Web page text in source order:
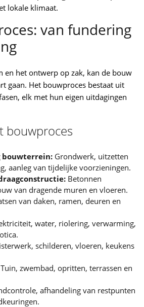
lokale klimaat.
van fundering
en het ontwerp op zak, kan de bouw
gaan. Het bouwproces bestaat uit
elk met hun eigen uitdagingen
bouwproces
bouwterrein: Grondwerk, uitzetten
aanleg van tijdelijke voorzieningen.
Betonnen
van dragende muren en vloeren.
van daken, ramen, deuren en
water, riolering, verwarming,
schilderen, vloeren, keukens
Tuin, zwembad, opritten, terrassen en
afhandeling van restpunten